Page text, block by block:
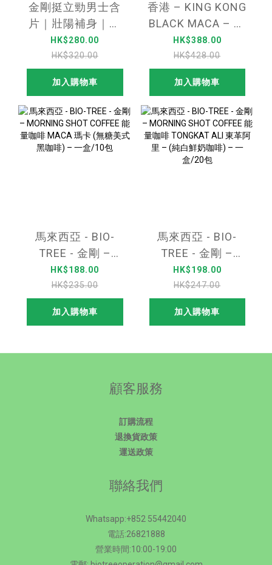
金剛挺立勁男士含
片｜壯陽補身｜人
參黑松露蜂王漿｜
香港熱賣4粒裝(*不
含西藥成份)
HK$280.00
HK$320.00
加入購物車
香港 – KING KONG
BLACK MACA – 金
剛黑瑪卡-90粒裝
(50倍濃縮版)
HK$388.00
HK$428.00
加入購物車
馬來西亞 - BIO-
TREE - 金剛 –
MORNING SHOT
COFFEE 能量咖啡
MACA 瑪卡 (無糖美
式黑咖啡) – 一
HK$188.00
HK$235.00
加入購物車
馬來西亞 - BIO-
TREE - 金剛 –
MORNING SHOT
COFFEE 能量咖啡
TONGKAT ALI 東革
阿里 – (純白鮮奶咖
HK$198.00
HK$247.00
加入購物車
顧客服務
訂購流程
退換貨政策
運送政策
聯絡我們
Whatsapp:+852 55442040
電話:26821888
營業時間:10:00-19:00